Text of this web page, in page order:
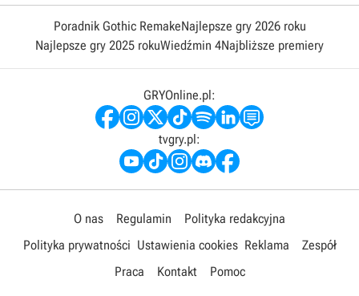
Poradnik Gothic RemakeNajlepsze gry 2026 roku
Najlepsze gry 2025 rokuWiedźmin 4Najbliższe premiery
GRYOnline.pl:
tvgry.pl:
O nas Regulamin
Polityka redakcyjna
Polityka prywatności Ustawienia cookies Reklama
Zespół
Praca
Kontakt Pomoc